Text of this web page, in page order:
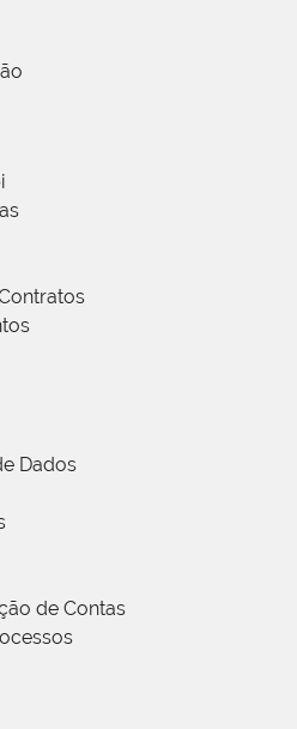
Dados
de Contas